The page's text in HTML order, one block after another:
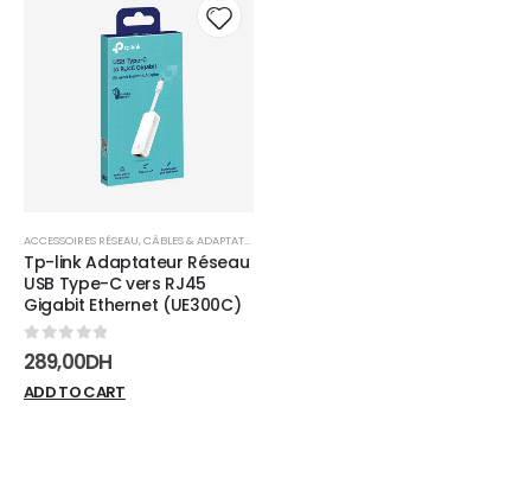
ACCESSOIRES RÉSEAU,CÂBLES & ADAPTATEURS
Tp-link Adaptateur Réseau
USB Type-C vers RJ45
Gigabit Ethernet (UE300C)
0sur 5
289,00DH
ADD TO CART